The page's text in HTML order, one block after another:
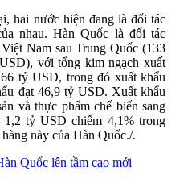
hai nước hiện đang là đối tác
nhau. Hàn Quốc là đối tác
Nam sau Trung Quốc (133
với tổng kim ngạch xuất
tỷ USD, trong đó xuất khẩu
đạt 46,9 tỷ USD. Xuất khẩu
và thực phẩm chế biến sang
tỷ USD chiếm 4,1% trong
này của Hàn Quốc./.
Quốc lên tầm cao mới